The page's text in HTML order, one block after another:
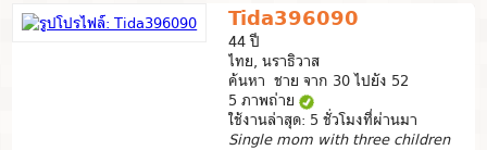
Tida396090
44 ปี
ไทย, นราธิวาส
ค้นหา ชาย จาก 30 ไปยัง 52
5 ภาพถ่าย
ใช้งานล่าสุด: 5 ชั่วโมงที่ผ่านมา
Single mom with three children